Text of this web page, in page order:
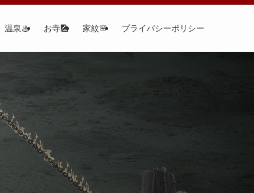
温泉♨ お寺🎑 家紋🌸 プライバシーポリシー